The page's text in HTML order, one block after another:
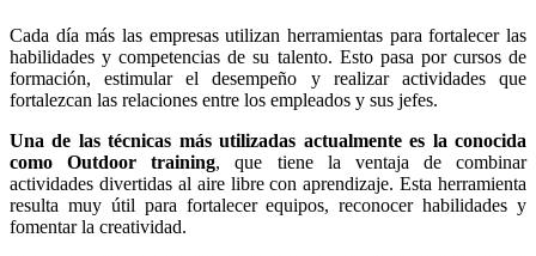
Cada día más las empresas utilizan herramientas para fortalecer las
habilidades y competencias de su talento. Esto pasa por cursos de
formación, estimular el desempeño y realizar actividades que
fortalezcan las relaciones entre los empleados y sus jefes.
Una de las técnicas más utilizadas actualmente es la conocida
como Outdoor training, que tiene la ventaja de combinar
actividades divertidas al aire libre con aprendizaje. Esta herramienta
resulta muy útil para fortalecer equipos, reconocer habilidades y
fomentar la creatividad.